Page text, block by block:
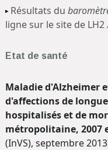
Résultats du
ligne sur le site de LH2
Etat de santé
Maladie d'Alzheimer
d'affections de
hospitalisés et de
métropolitaine, 2007
(InVS), septembre